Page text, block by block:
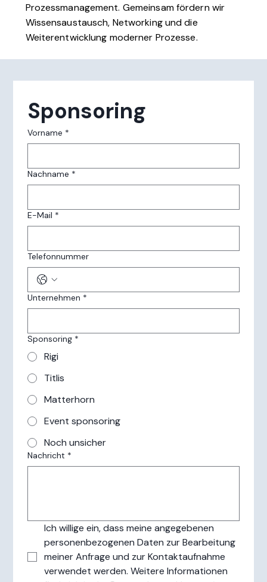
Prozessmanagement. Gemeinsam fördern wir
Wissensaustausch, Networking und die
Weiterentwicklung moderner Prozesse.
Sponsoring
Vorname *
Nachname *
E-Mail *
Telefonnummer
Unternehmen *
Sponsoring *
Rigi
Titlis
Matterhorn
Event sponsoring
Noch unsicher
Nachricht *
Ich willige ein, dass meine angegebenen
personenbezogenen Daten zur Bearbeitung
meiner Anfrage und zur Kontaktaufnahme
verwendet werden. Weitere Informationen